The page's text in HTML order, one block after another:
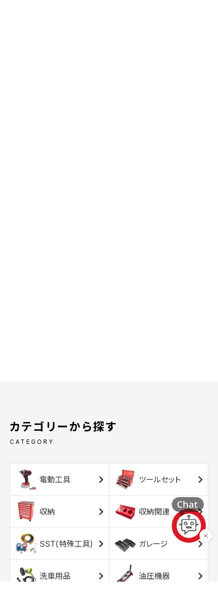
カテゴリーから探す
CATEGORY
電動工具 ツールセット
収納 収納関連
SST(特殊工具) ガレージ
洗車用品 油圧機器